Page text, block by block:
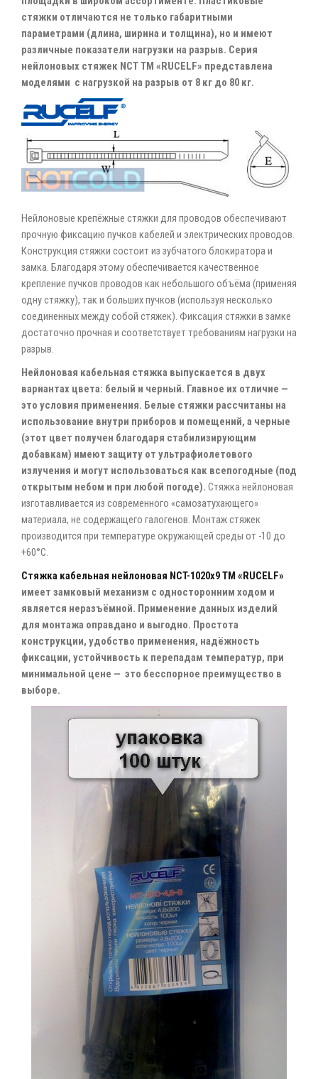
стяжки отличаются не только габаритными
параметрами (длина, ширина и толщина), но и имеют
различные показатели нагрузки на разрыв. Серия
нейлоновых стяжек NCT ТМ «RUCELF» представлена
моделями с нагрузкой на разрыв от 8 кг до 80 кг.
Нейлоновые крепёжные стяжки для проводов обеспечивают
прочную фиксацию пучков кабелей и электрических проводов.
Конструкция стяжки состоит из зубчатого блокиратора и
замка. Благодаря этому обеспечивается качественное
крепление пучков проводов как небольшого объёма (применяя
одну стяжку), так и больших пучков (используя несколько
соединенных между собой стяжек). Фиксация стяжки в замке
достаточно прочная и соответствует требованиям нагрузки на
разрыв.
Нейлоновая кабельная стяжка выпускается в двух
вариантах цвета: белый и черный. Главное их отличие —
это условия применения. Белые стяжки рассчитаны на
использование внутри приборов и помещений, а черные
(этот цвет получен благодаря стабилизирующим
добавкам) имеют защиту от ультрафиолетового
излучения и могут использоваться как всепогодные (под
открытым небом и при любой погоде). Стяжка нейлоновая
изготавливается из современного «самозатухающего»
материала, не содержащего галогенов. Монтаж стяжек
производится при температуре окружающей среды от -10 до
+60°C.
Стяжка кабельная нейлоновая NCT-1020x9 ТМ «RUCELF»
имеет замковый механизм с односторонним ходом и
является неразъёмной. Применение данных изделий
для монтажа оправдано и выгодно. Простота
конструкции, удобство применения, надёжность
фиксации, устойчивость к перепадам температур, при
минимальной цене — это бесспорное преимущество в
выборе.